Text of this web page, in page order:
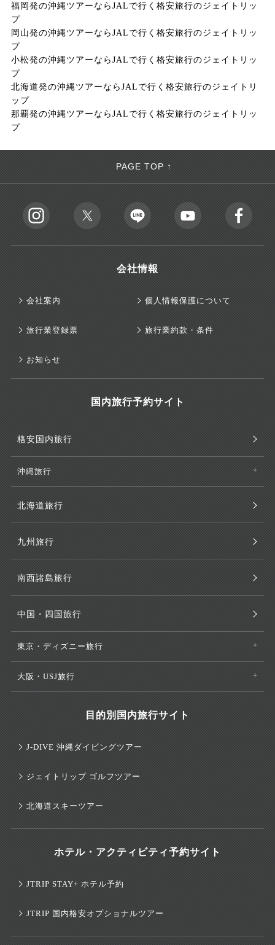
福岡発の沖縄ツアーならJALで行く格安旅行のジェイトリッ
プ
岡山発の沖縄ツアーならJALで行く格安旅行のジェイトリッ
プ
小松発の沖縄ツアーならJALで行く格安旅行のジェイトリッ
プ
北海道発の沖縄ツアーならJALで行く格安旅行のジェイトリ
ップ
那覇発の沖縄ツアーならJALで行く格安旅行のジェイトリッ
プ
PAGE TOP ↑
会社情報
会社案内 個人情報保護について
旅行業登録票 旅行業約款・条件
お知らせ
国内旅行予約サイト
格安国内旅行
沖縄旅行
北海道旅行
九州旅行
南西諸島旅行
中国・四国旅行
東京・ディズニー旅行
大阪・USJ旅行
目的別国内旅行サイト
J-DIVE 沖縄ダイビングツアー
ジェイトリップ ゴルフツアー
北海道スキーツアー
ホテル・アクティビティ予約サイト
JTRIP STAY+ ホテル予約
JTRIP 国内格安オプショナルツアー